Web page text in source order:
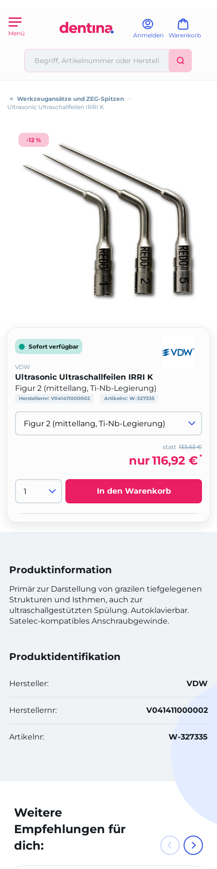
Menü Anmelden Warenkorb
< Werkzeugansätze und ZEG-Spitzen >
Ultrasonic Ultraschallfeilen IRRI K
-12 %
Sofort verfügbar
VDW
Ultrasonic Ultraschallfeilen IRRI K
Figur 2 (mittellang, Ti-Nb-Legierung)
Herstellernr: V041411000002 Artikelnr: W-327335
133,63 €
statt
nur116,92 € *
In den Warenkorb
Produktinformation
Primär zur Darstellung von grazilen tiefgelegenen
Strukturen und Isthmen, auch zur
ultraschallgestützten Spülung. Autoklavierbar.
Satelec-kompatibles Anschraubgewinde.
Produktidentifikation
Hersteller: VDW
Herstellernr: V041411000002
Artikelnr: W-327335
Weitere
Empfehlungen für
dich: